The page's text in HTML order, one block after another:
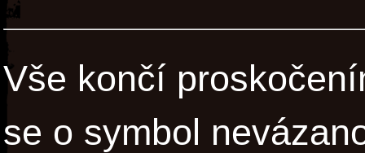
Vše končí
se o symbol